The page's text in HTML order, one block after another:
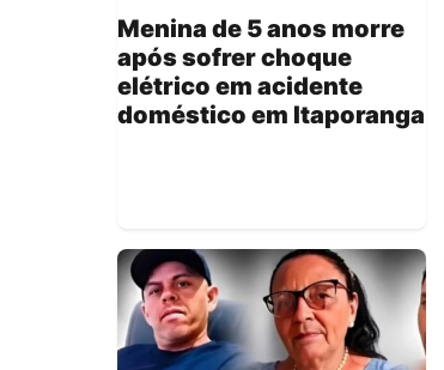
Menina de 5 anos morre
após sofrer choque
elétrico em acidente
doméstico em Itaporanga